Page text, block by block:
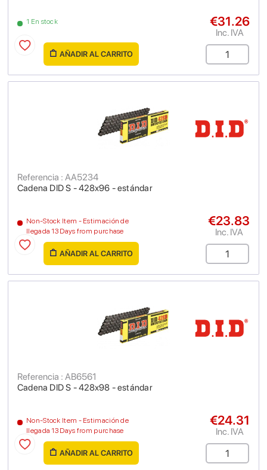
1 En stock €31.26
Inc. IVA
AÑADIR AL CARRITO
Cadena DID S - 428x96 - estándar
Referencia : AA5234
Non-Stock Item - Estimación de
llegada 13 Days from purchase
€23.83
Inc. IVA
AÑADIR AL CARRITO
Cadena DID S - 428x98 - estándar
Referencia : AB6561
Non-Stock Item - Estimación de
llegada 13 Days from purchase
€24.31
Inc. IVA
AÑADIR AL CARRITO